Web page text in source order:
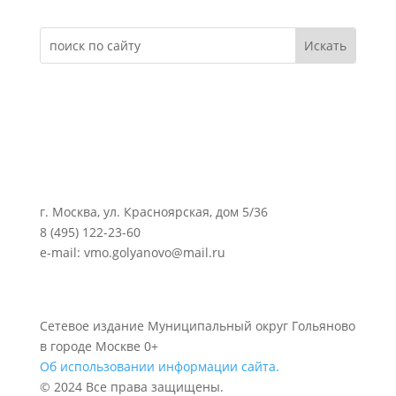
г. Москва, ул. Красноярская, дом 5/36
8 (495) 122-23-60
e-mail: vmo.golyanovo@mail.ru
Сетевое издание Муниципальный округ Гольяново
в городе Москве 0+
Об использовании информации сайта.
© 2024 Все права защищены.